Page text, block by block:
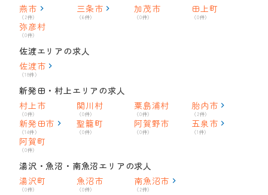
燕市
（2件）
三条市
（6件）
加茂市
（0件）
田上町
（0件）
弥彦村
（0件）
佐渡エリアの求人
佐渡市
（18件）
新発田・村上エリアの求人
村上市
（0件）
関川村
（0件）
粟島浦村
（0件）
胎内市
（2件）
新発田市
（14件）
聖籠町
（0件）
阿賀野市
（0件）
五泉市
（1件）
阿賀町
（0件）
湯沢・魚沼・南魚沼エリアの求人
湯沢町
（0件）
魚沼市
（0件）
南魚沼市
（2件）